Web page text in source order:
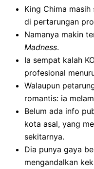
King Chima
di pertarungan
Namanya makin
Madness.
Ia sempat kalah
profesional
Walaupun
romantis: ia
Belum ada info
kota asal, yang
sekitarnya.
Dia punya gaya
mengandalkan